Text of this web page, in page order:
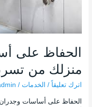
الحفاظ على
منزلك من
اترك تعليقاً / الخدمات /
الحفاظ على أساسات